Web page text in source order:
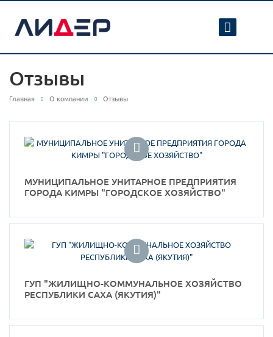
Отзывы
Главная О компании Отзывы
МУНИЦИПАЛЬНОЕ УНИТАРНОЕ ПРЕДПРИЯТИЯ
ГОРОДА КИМРЫ "ГОРОДСКОЕ ХОЗЯЙСТВО"
ГУП "ЖИЛИЩНО-КОММУНАЛЬНОЕ ХОЗЯЙСТВО
РЕСПУБЛИКИ САХА (ЯКУТИЯ)"